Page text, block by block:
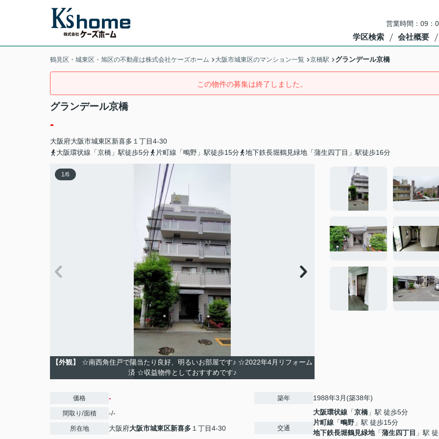
営業時間：09：
学区検索 会社概要
鶴見区・城東区・旭区の不動産は株式会社ケーズホーム 大阪市城東区のマンション一覧 京橋駅 グランデール京橋
この物件の募集は終了しました。
グランデール京橋
-
大阪府大阪市城東区新喜多 １丁目4-30
大阪環状線「京橋」駅徒歩5分
片町線「鴫野」駅徒歩15分 地下鉄長堀鶴見緑地「蒲生四丁目」駅徒歩16分
1/6
【外観】
☆南西角住戸で陽当たり良好、明るいお部屋です♪ ☆2022年4月リフォーム
済 ☆収益物件としておすすめです♪
価格 -
間取り/面積 -/-
所在地 大阪府大阪市城東区新喜多 １丁目4-30
築年 1988年3月(築38年)
交通
大阪環状線 「京橋 」駅 徒歩5分
片町線 「鴫野 」駅 徒歩15分
地下鉄長堀鶴見緑地「蒲生四丁目 」駅